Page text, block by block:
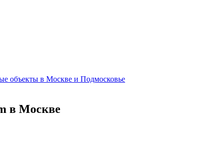
объекты в Москве и Подмосковье
в Москве